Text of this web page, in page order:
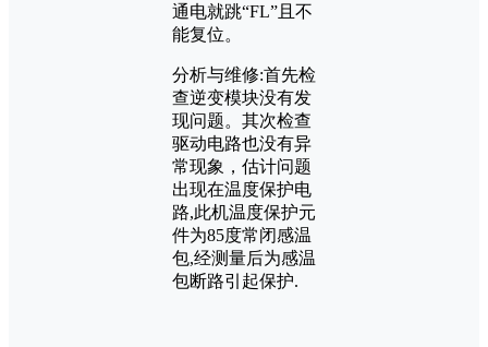
通电就跳“FL”且不
能复位。
分析与维修:首先检
查逆变模块没有发
现问题。其次检查
驱动电路也没有异
常现象，估计问题
出现在温度保护电
路,此机温度保护元
件为85度常闭感温
包,经测量后为感温
包断路引起保护.